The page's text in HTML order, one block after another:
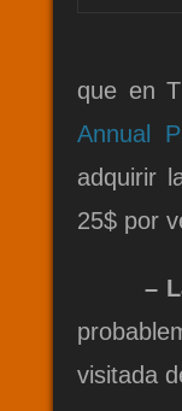
–
que en
Annual
adquirir
25$ por
– La
visitada